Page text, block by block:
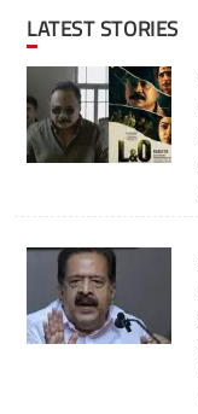
LATEST STORIES